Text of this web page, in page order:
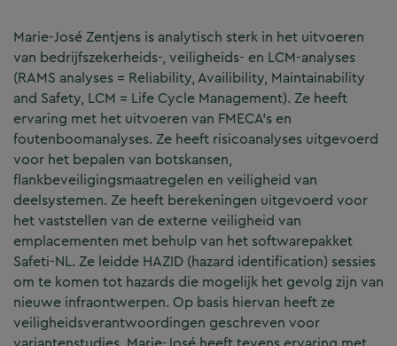
Marie-José Zentjens is analytisch sterk in het uitvoeren
van bedrijfszekerheids-, veiligheids- en LCM-analyses
(RAMS analyses = Reliability, Availibility, Maintainability
and Safety, LCM = Life Cycle Management). Ze heeft
ervaring met het uitvoeren van FMECA’s en
foutenboomanalyses. Ze heeft risicoanalyses uitgevoerd
voor het bepalen van botskansen,
flankbeveiligingsmaatregelen en veiligheid van
deelsystemen. Ze heeft berekeningen uitgevoerd voor
het vaststellen van de externe veiligheid van
emplacementen met behulp van het softwarepakket
Safeti-NL. Ze leidde HAZID (hazard identification) sessies
om te komen tot hazards die mogelijk het gevolg zijn van
nieuwe infraontwerpen. Op basis hiervan heeft ze
veiligheidsverantwoordingen geschreven voor